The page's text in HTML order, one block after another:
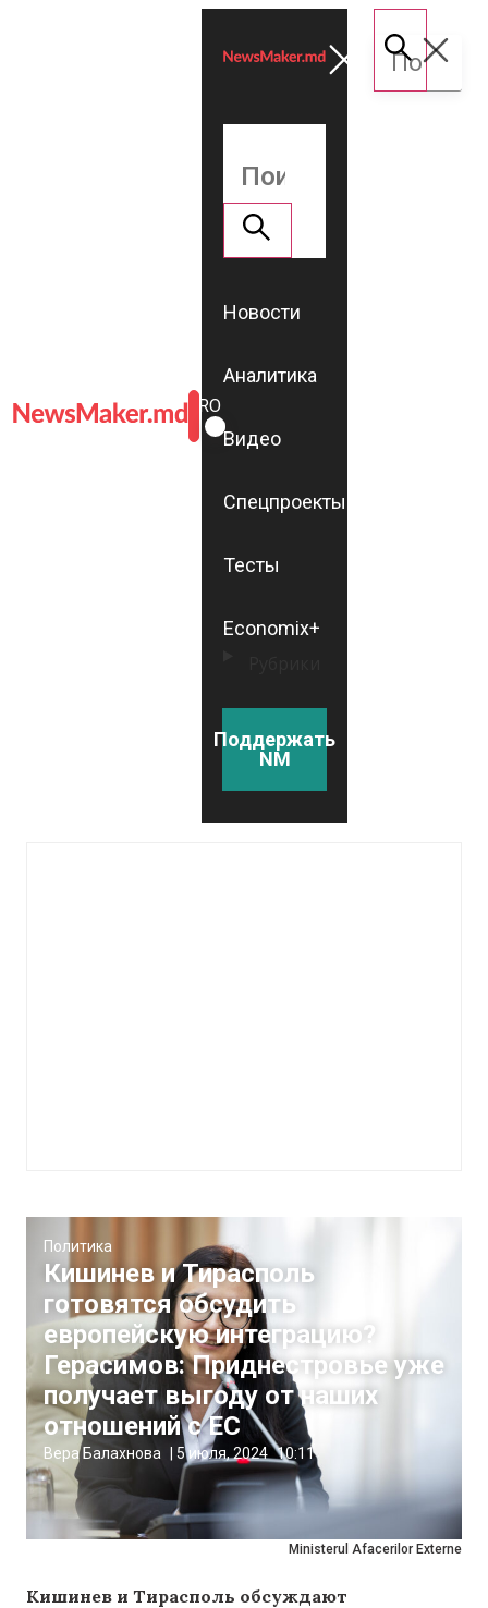
ROMÂNĂ
RU
Новости
Аналитика
Видео
Спецпроекты
Тесты
Economix+
Поддержать
NM
Ministerul Afacerilor Externe
Политика
Кишинев и Тирасполь
готовятся обсудить
европейскую интеграцию?
Герасимов: Приднестровье уже
получает выгоду от наших
отношений с ЕС
Вера Балахнова 5 июля, 2024 10:11
Кишинев и Тирасполь обсуждают